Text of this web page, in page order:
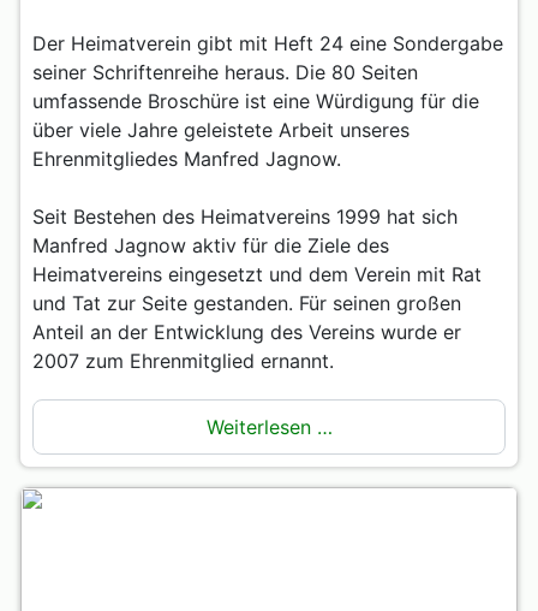
Der Heimatverein gibt mit Heft 24 eine Sondergabe
seiner Schriftenreihe heraus. Die 80 Seiten
umfassende Broschüre ist eine Würdigung für die
über viele Jahre geleistete Arbeit unseres
Ehrenmitgliedes Manfred Jagnow.
Seit Bestehen des Heimatvereins 1999 hat sich
Manfred Jagnow aktiv für die Ziele des
Heimatvereins eingesetzt und dem Verein mit Rat
und Tat zur Seite gestanden. Für seinen großen
Anteil an der Entwicklung des Vereins wurde er
2007 zum Ehrenmitglied ernannt.
Weiterlesen …